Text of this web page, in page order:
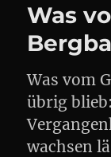
Was
Was vom
übrig
wachsen